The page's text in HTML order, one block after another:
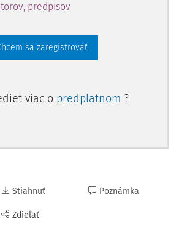
predpisov
sa zaregistrovať
viac o predplatnom ?
Stiahnuť
Zdieľať
Poznámka